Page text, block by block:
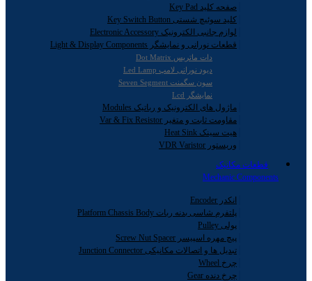
صفحه کلید Key Pad
کلید سوئیچ شستی Key Switch Button
لوازم جانبی الکترونیک Electronic Accessory
قطعات نورانی و نمایشگر Light & Display Components
دات ماتریس Dot Matrix
دیود نورانی لامپ Led Lamp
سون سگمنت Seven Segment
نمایشگر Lcd
ماژول های الکترونیک و رباتیک Modules
مقاومت ثابت و متغیر Var & Fix Resistor
هیت سینک Heat Sink
وریستور VDR Varistor
قطعات مکانیک
Mechanic Components
انکدر Encoder
پلتفرم شاسی بدنه ربات Platform Chassis Body
پولی Pulley
پیچ مهره اسپیسر Screw Nut Spacer
تبدیل ها و اتصالات مکانیکی Junction Connector
چرخ Wheel
چرخ دنده Gear